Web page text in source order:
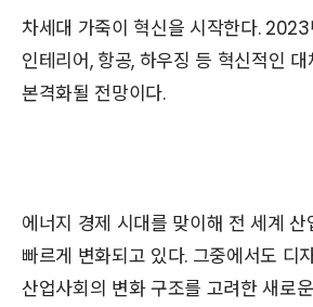
차세대 가죽이 혁신을 시작한다.
인테리어, 항공, 하우징 등 혁신적인
본격화될 전망이다.
에너지 경제 시대를 맞이해 전 세계 산
빠르게 변화되고 있다. 그중에서도 디
산업사회의 변화 구조를 고려한 새로